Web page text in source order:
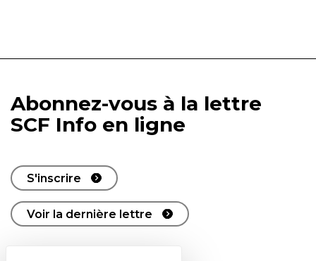
Abonnez-vous à la lettre
SCF Info en ligne
S'inscrire
Voir la dernière lettre